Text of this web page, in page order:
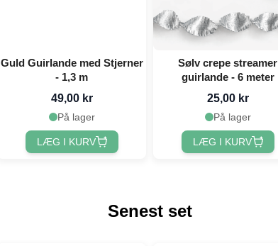
Guld Guirlande med Stjerner
- 1,3 m
49,00 kr
På lager
LÆG I KURV
Sølv crepe streamer
guirlande - 6 meter
25,00 kr
På lager
LÆG I KURV
Senest set